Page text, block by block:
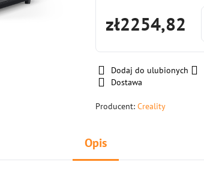
zł2254,82
Dodaj do ulubionych
Dostawa
Producent:Creality
Opis